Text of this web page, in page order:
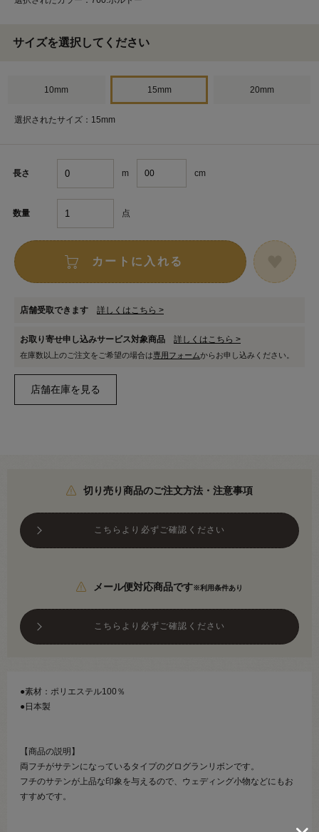
サイズを選択してください
10mm 15mm 20mm
選択されたサイズ：15mm
長さ m cm
数量 点
カートに入れる
店舗受取できます 詳しくはこちら >
お取り寄せ申し込みサービス対象商品 詳しくはこちら >
在庫数以上のご注文をご希望の場合は専用フォームからお申し込みください。
切り売り商品のご注文方法・注意事項
こちらより必ずご確認ください
メール便対応商品です※利用条件あり
こちらより必ずご確認ください
●素材：ポリエステル100％
●日本製
【商品の説明】
両フチがサテンになっているタイプのグログランリボンです。
フチのサテンが上品な印象を与えるので、ウェディング小物などにもお
すすめです。